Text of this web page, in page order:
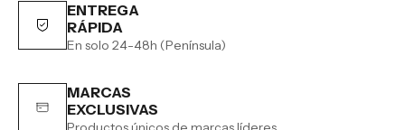
ENTREGA
RÁPIDA
En solo 24-48h (Península)
MARCAS
EXCLUSIVAS